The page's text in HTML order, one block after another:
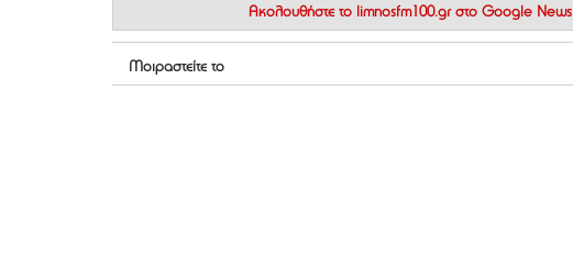
Ακολουθήστε το limnosfm100.gr στο Google News
Μοιραστείτε το